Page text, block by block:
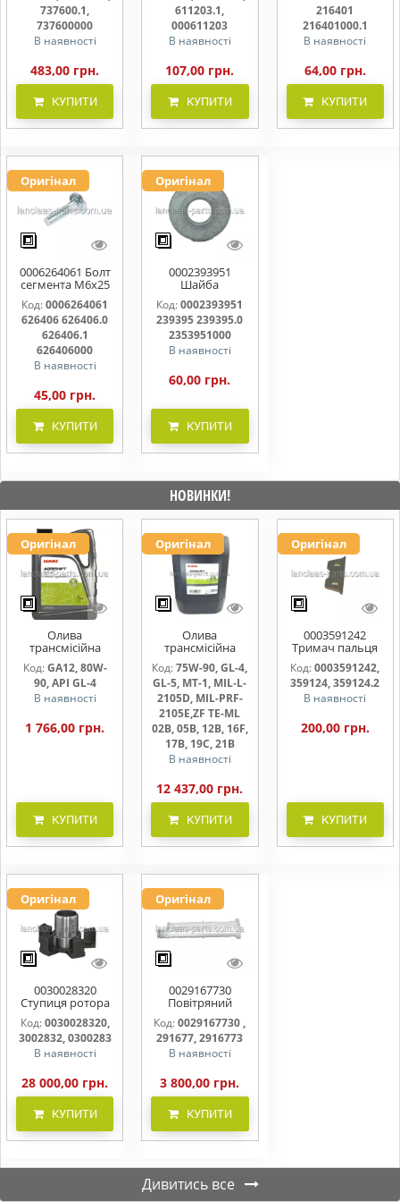
737600000
737600.1,
737600000
В наявності
483,00 грн.
КУПИТИ
000611203
611203.1,
000611203
В наявності
107,00 грн.
КУПИТИ
216401000
216401
216401000.1
В наявності
64,00 грн.
КУПИТИ
Оригінал
0006264061 Болт
сегмента М6х25
626406 626406.0
626406.1
626406000
Код:0006264061
626406 626406.0
626406.1
626406000
В наявності
45,00 грн.
КУПИТИ
Оригінал
0002393951
Шайба
контактна 239395
239395.0
2353951000
Код: 0002393951
239395 239395.0
2353951000
В наявності
60,00 грн.
КУПИТИ
НОВИНКИ!
Оригінал
Олива
трансмісійна
AGRISHIFT GA12 5
л
Код:GA12, 80W-
90, API GL-4
В наявності
1 766,00 грн.
КУПИТИ
Оригінал
Олива
трансмісійна
AGRISHIFT SYN FE
75W90 20л
Код: 75W-90, GL-4,
GL-5, MT-1, MIL-L-
2105D, MIL-PRF-
2105E,ZF TE-ML
02B, 05B, 12B, 16F,
17B, 19C, 21B
В наявності
12 437,00 грн.
КУПИТИ
Оригінал
0003591242
Тримач пальця
жниварки
Код:0003591242,
359124, 359124.2
В наявності
200,00 грн.
КУПИТИ
Оригінал
0030028320
Ступиця ротора
CLAAS
Код:0030028320,
3002832, 0300283
В наявності
28 000,00 грн.
КУПИТИ
Оригінал
0029167730
Повітряний
фільтр бака
(фільтр AdBlue)
Код: 0029167730 ,
291677, 2916773
В наявності
3 800,00 грн.
КУПИТИ
Дивитись все